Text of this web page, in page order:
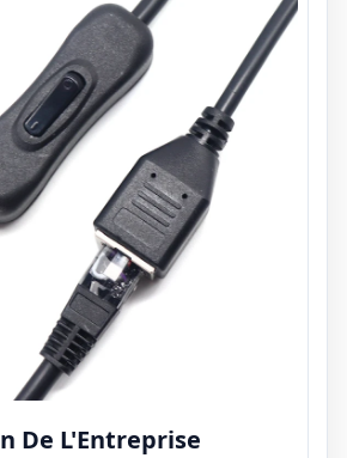
De L'Entreprise